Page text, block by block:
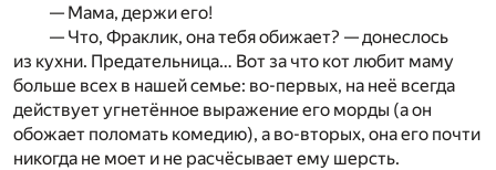
— Мама, держи его!
— Что, Фраклик, она тебя обижает? — донеслось
из кухни. Предательница… Вот за что кот любит маму
больше всех в нашей семье: во-первых, на неё всегда
действует угнетённое выражение его морды (а он
обожает поломать комедию), а во-вторых, она его почти
никогда не моет и не расчёсывает ему шерсть.